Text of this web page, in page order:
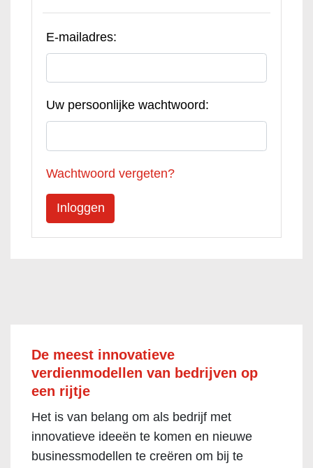
E-mailadres:
Uw persoonlijke wachtwoord:
Wachtwoord vergeten?
De meest innovatieve
verdienmodellen van bedrijven op
een rijtje
Het is van belang om als bedrijf met
innovatieve ideeën te komen en nieuwe
businessmodellen te creëren om bij te